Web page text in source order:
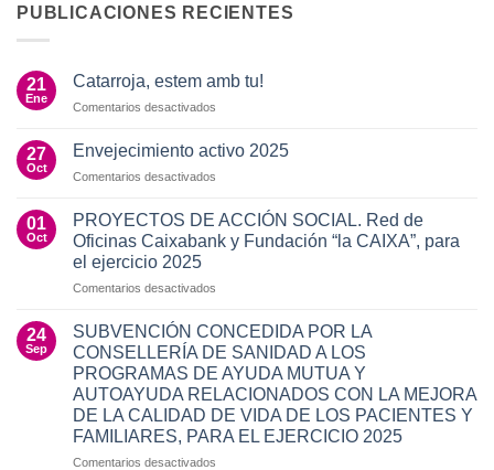
PUBLICACIONES RECIENTES
21
Ene
Catarroja, estem amb tu!
Comentarios desactivados
estem
27
Oct
Envejecimiento activo 2025
Comentarios desactivados
activo
2025
01
Oct
PROYECTOS DE ACCIÓN SOCIAL. Red de
Oficinas Caixabank y Fundación “la CAIXA”, para
el ejercicio 2025
Comentarios desactivados
DE
ACCIÓN
SOCIAL.
Red
de
Oficinas
Caixabank
24
Sep
SUBVENCIÓN CONCEDIDA POR LA
CONSELLERÍA DE SANIDAD A LOS
PROGRAMAS DE AYUDA MUTUA Y
AUTOAYUDA RELACIONADOS CON LA MEJORA
DE LA CALIDAD DE VIDA DE LOS PACIENTES Y
FAMILIARES, PARA EL EJERCICIO 2025
Comentarios desactivados